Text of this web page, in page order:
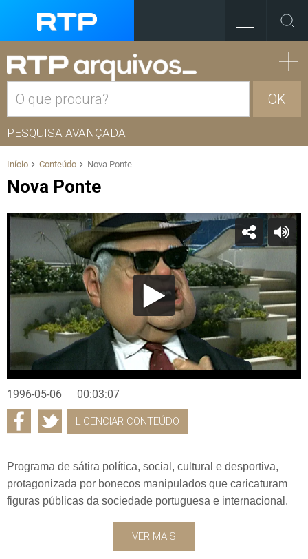
OK
PESQUISA AVANÇADA
Início Conteúdo Nova Ponte
Nova Ponte
1996-05-06 00:03:07
LICENCIAR CONTEÚDO
Programa de sátira política, social, cultural e desportiva,
protagonizada por bonecos manipulados que caricaturam
figuras públicas da sociedade portuguesa e internacional.
VER MAIS